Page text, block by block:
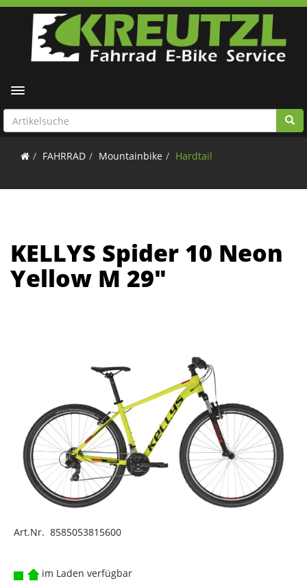
Toggle navigation
FAHRRAD Mountainbike Hardtail
KELLYS Spider 10 Neon
Yellow M 29"
Art.Nr. 8585053815600
im Laden verfügbar